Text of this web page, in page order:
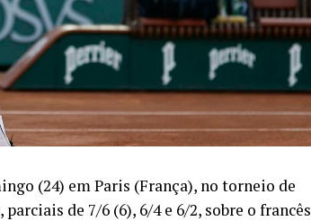
(24) em Paris (França), no torneio de
de 7/6 (6), 6/4 e 6/2, sobre o francês